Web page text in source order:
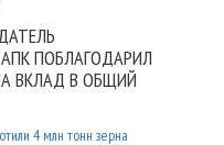
ПОБЛАГОДАРИЛ
ВКЛАД В ОБЩИЙ